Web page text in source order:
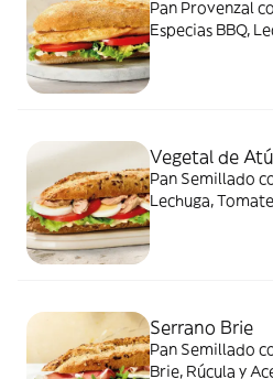
Pan Provenzal
Especias BBQ,
Vegetal de
Pan Semillado
Lechuga,
Serrano Brie
Pan Semillado
Brie, Rúcula y